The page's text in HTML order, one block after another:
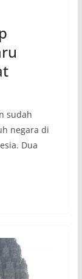
sudah
negara di
Dua